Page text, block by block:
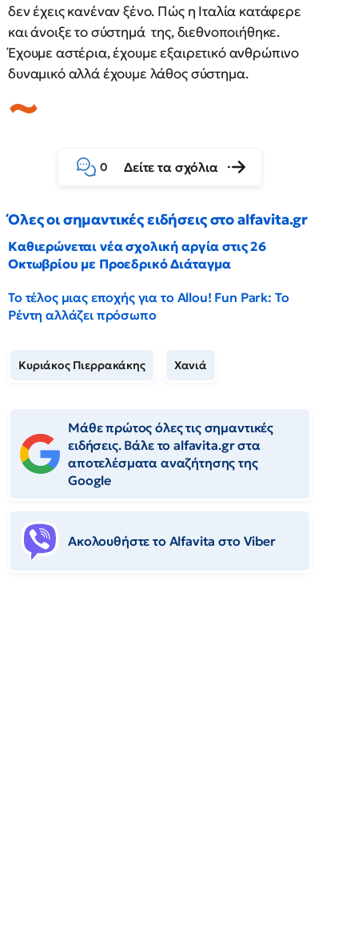
δεν έχεις κανέναν ξένο. Πώς η Ιταλία κατάφερε
και άνοιξε το σύστημά της, διεθνοποιήθηκε.
Έχουμε αστέρια, έχουμε εξαιρετικό ανθρώπινο
δυναμικό αλλά έχουμε λάθος σύστημα.
0 Δείτε τα σχόλια
Όλες οι σημαντικές ειδήσεις στο alfavita.gr
Καθιερώνεται νέα σχολική αργία στις 26
Οκτωβρίου με Προεδρικό Διάταγμα
Το τέλος μιας εποχής για το Allou! Fun Park: Το
Ρέντη αλλάζει πρόσωπο
Κυριάκος Πιερρακάκης Χανιά
Μάθε πρώτος όλες τις σημαντικές
ειδήσεις. Βάλε το alfavita.gr στα
αποτελέσματα αναζήτησης της
Google
Ακολουθήστε το Αlfavita στο Viber